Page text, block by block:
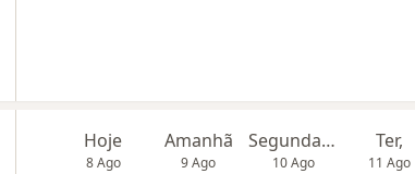
Hoje
8 Ago
Amanhã
9 Ago
Segunda-feira
10 Ago
Ter,
11 Ago